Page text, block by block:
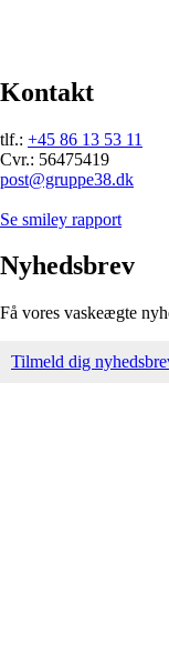
Kontakt
tlf.: +45 86 13 53 11
Cvr.: 56475419
post@gruppe38.dk
Se smiley rapport
Nyhedsbrev
Få vores vaskeægte
Tilmeld dig